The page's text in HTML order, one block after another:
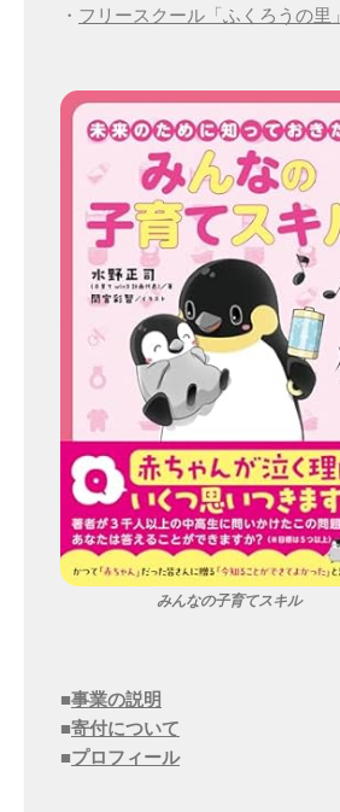
・ フリースクール「ふくろうの里」
みんなの子育てスキル
■事業の説明
■寄付について
■プロフィール